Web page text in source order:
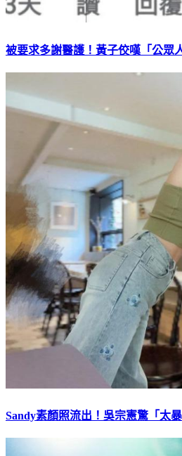
被要求多謝醫護！黃子佼嘆「公眾
Sandy素顏照流出！吳宗憲驚「太